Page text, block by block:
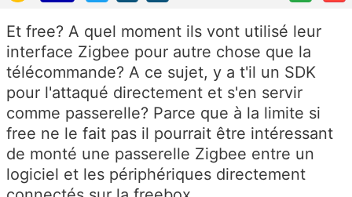
Et free? A quel moment ils vont utilisé leur
interface Zigbee pour autre chose que la
télécommande? A ce sujet, y a t'il un SDK
pour l'attaqué directement et s'en servir
comme passerelle? Parce que à la limite si
free ne le fait pas il pourrait être intéressant
de monté une passerelle Zigbee entre un
logiciel et les périphériques directement